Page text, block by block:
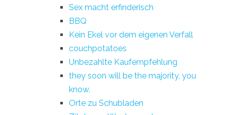
Sex macht erfinderisch
BBQ
Kein Ekel vor dem eigenen Verfall
couchpotatoes
Unbezahlte Kaufempfehlung
they soon will be the majority, you
know.
Orte zu Schubladen